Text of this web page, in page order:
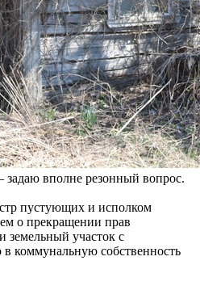
задаю вполне резонный вопрос.
пустующих и исполком
о прекращении прав
земельный участок с
коммунальную собственность